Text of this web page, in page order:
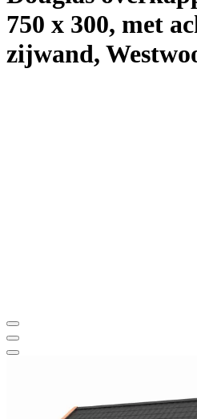
750 x 300, met
zijwand,